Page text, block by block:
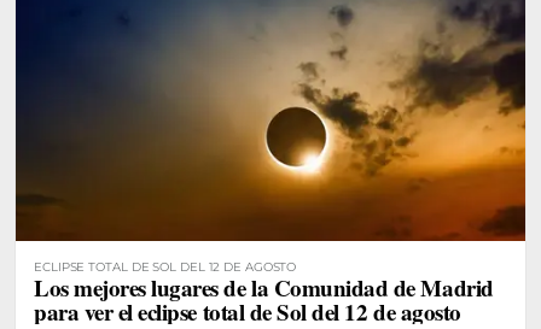
ECLIPSE TOTAL DE SOL DEL 12 DE AGOSTO
Los mejores lugares de la Comunidad de Madrid
para ver el eclipse total de Sol del 12 de agosto